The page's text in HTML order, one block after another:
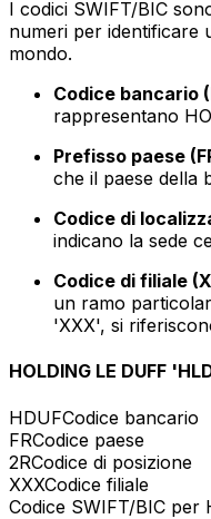
I codici SWIFT/BIC
numeri per identificare
mondo.
Codice bancario
rappresentano
Prefisso paese
che il paese della
Codice di
indicano la sede
Codice di filiale
un ramo
'XXX', si
HOLDING LE DUFF
HDUFCodice bancario
FRCodice paese
2RCodice di posizione
XXXCodice filiale
Codice SWIFT/BIC per